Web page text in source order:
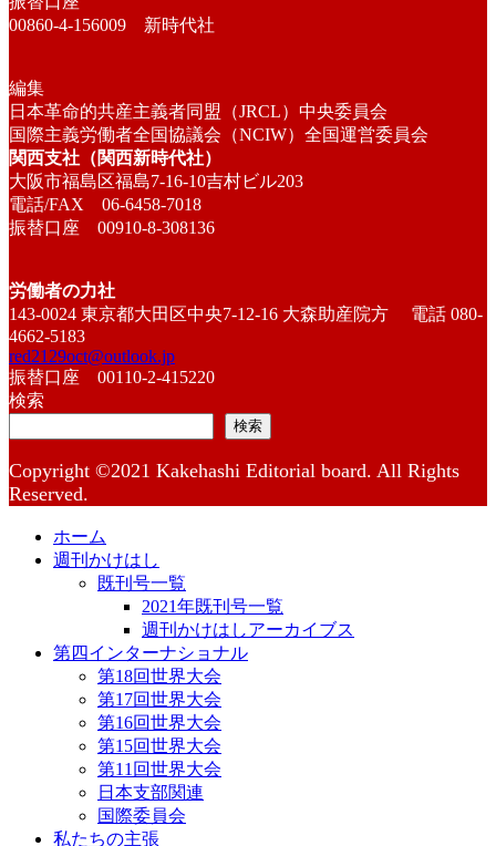
00860-4-156009 新時代社
編集
日本革命的共産主義者同盟（JRCL）中央委員会
国際主義労働者全国協議会（NCIW）全国運営委員会
関西支社（関西新時代社）
大阪市福島区福島7-16-10吉村ビル203
電話/FAX 06-6458-7018
振替口座 00910-8-308136
労働者の力社
143-0024 東京都大田区中央7-12-16 大森助産院方 電話 080-
4662-5183
red2129oct@outlook.jp
振替口座 00110-2-415220
検索
検索
Copyright ©2021 Kakehashi Editorial board. All Rights
Reserved.
ホーム
週刊かけはし
既刊号一覧
2021年既刊号一覧
週刊かけはしアーカイブス
第四インターナショナル
第18回世界大会
第17回世界大会
第16回世界大会
第15回世界大会
第11回世界大会
日本支部関連
国際委員会
私たちの主張